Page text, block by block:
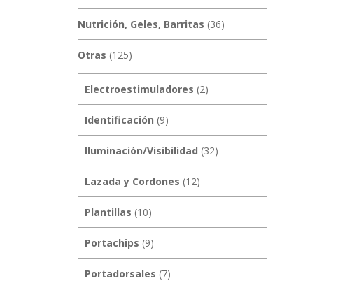
Nutrición, Geles, Barritas (36)
Otras (125)
Electroestimuladores (2)
Identificación (9)
Iluminación/Visibilidad (32)
Lazada y Cordones (12)
Plantillas (10)
Portachips (9)
Portadorsales (7)